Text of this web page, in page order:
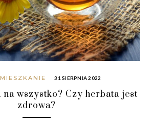
31 SIERPNIA 2022
wszystko? Czy herbata jest
zdrowa?